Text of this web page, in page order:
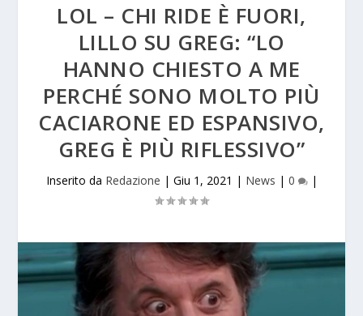
LOL – CHI RIDE È FUORI,
LILLO SU GREG: “LO
HANNO CHIESTO A ME
PERCHÉ SONO MOLTO PIÙ
CACIARONE ED ESPANSIVO,
GREG È PIÙ RIFLESSIVO”
Inserito da Redazione | Giu 1, 2021 | News | 0 |